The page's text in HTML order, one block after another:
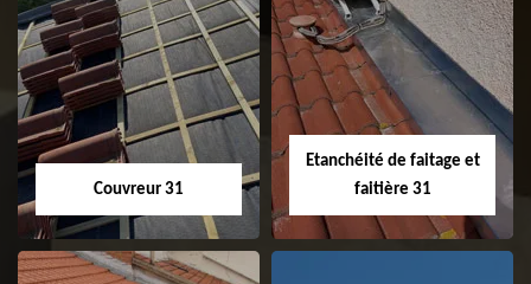
Couvreur 31
Etanchéité de faitage et
faitière 31